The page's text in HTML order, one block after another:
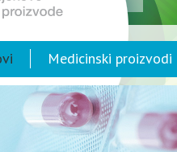
Medicinski proizvodi